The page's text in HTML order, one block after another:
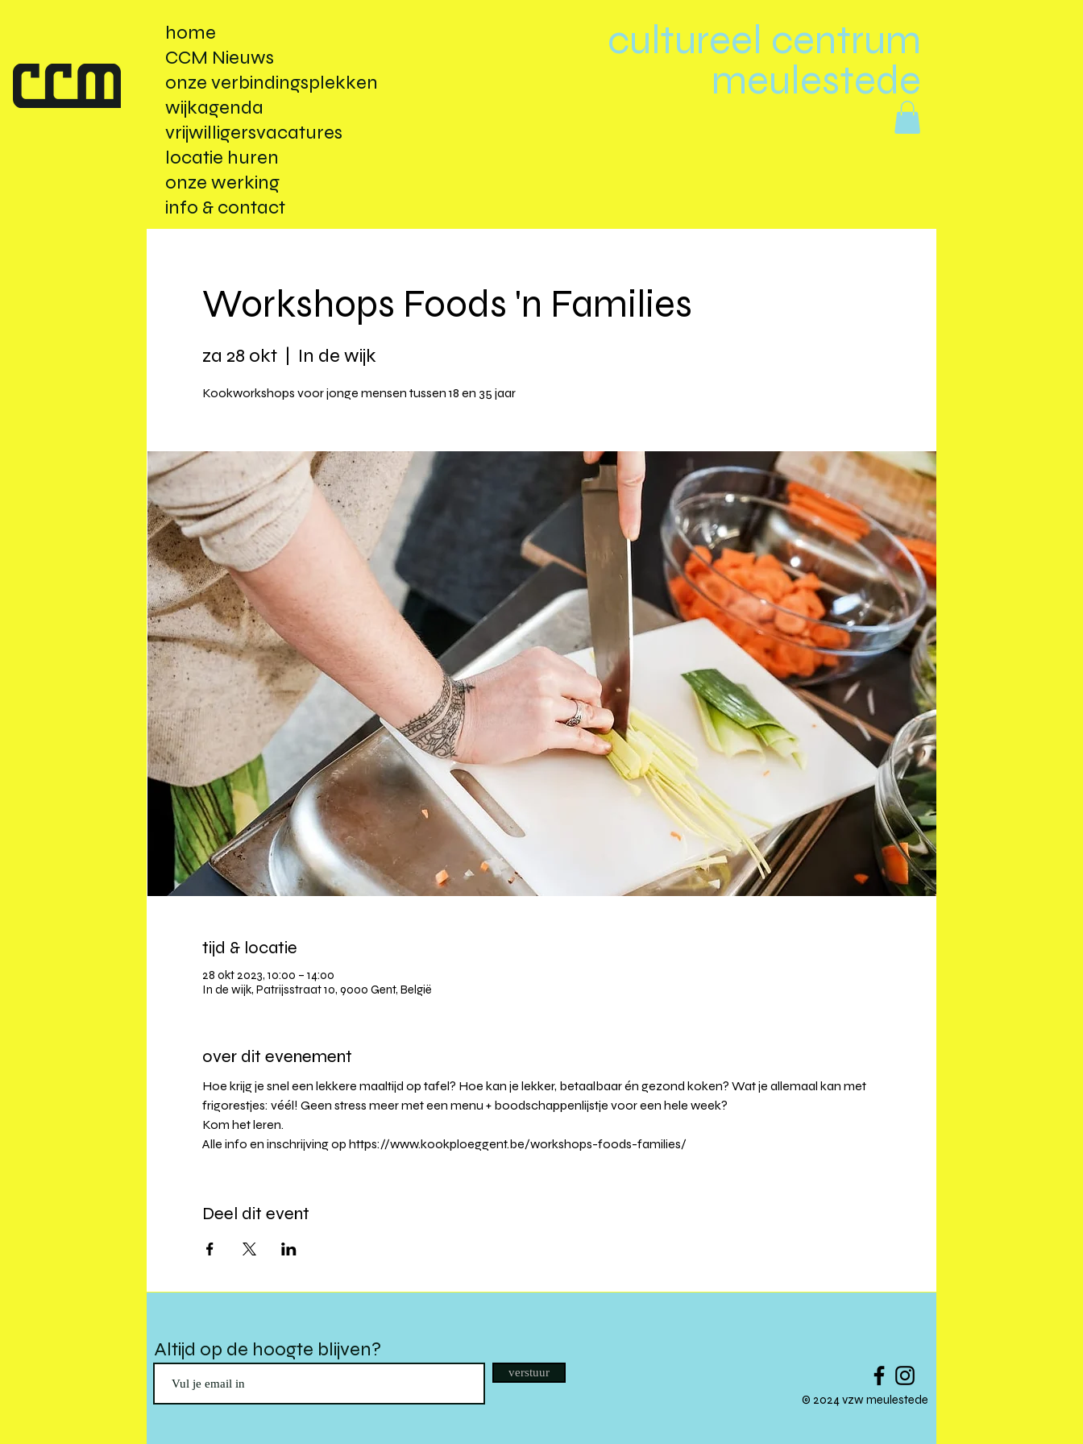
home
CCM Nieuws
onze verbindingsplekken
wijkagenda
vrijwilligersvacatures
locatie huren
onze werking
info & contact
cultureel centrum
meulestede
Workshops Foods 'n Families
za 28 okt
  |
In de wijk
Kookworkshops voor jonge mensen tussen 18 en 35 jaar
tijd & locatie
28 okt 2023, 10:00 – 14:00
In de wijk, Patrijsstraat 10, 9000 Gent, België
over dit evenement
Hoe krijg je snel een lekkere maaltijd op tafel? Hoe kan je lekker, betaalbaar én gezond koken? Wat je allemaal kan met
frigorestjes: véél! Geen stress meer met een menu + boodschappenlijstje voor een hele week?
Kom het leren.
Alle info en inschrijving op https://www.kookploeggent.be/workshops-foods-families/
Deel dit event
Altijd op de hoogte blijven?
verstuur
© 2024 vzw meulestede